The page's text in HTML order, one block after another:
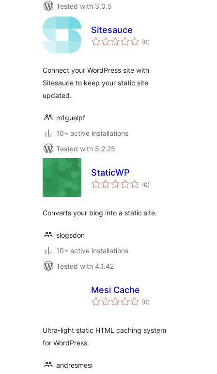
Tested with 3.0.5
Sitesauce
(0total
ratings
)
Connect your WordPress site with
Sitesauce to keep your static site
updated.
m1guelpf
10+ active installations
Tested with 5.2.25
StaticWP
(0total
ratings
)
Converts your blog into a static site.
slogsdon
10+ active installations
Tested with 4.1.42
Mesi Cache
(0total
ratings
)
Ultra-light static HTML caching system
for WordPress.
andresmesi